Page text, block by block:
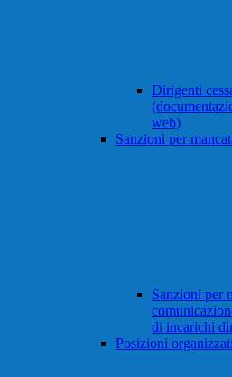
Dirigenti
web)
Sanzioni per
Sanzioni per
di incarichi
Posizioni